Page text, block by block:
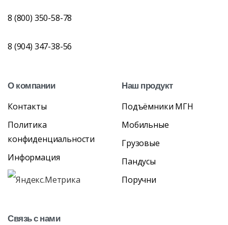
8 (800) 350-58-78
8 (904) 347-38-56
Окомпании
Контакты
Политика
конфиденциальности
Информация
Наш продукт
Подъёмники МГН
Мобильные
Грузовые
Пандусы
Поручни
Связьснами